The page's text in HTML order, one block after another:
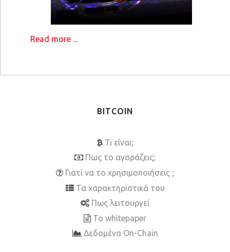
Read more ...
BITCOIN
Τι είναι;
Πως το αγοράζεις;
Γιατί να το χρησιμοποιήσεις ;
Τα χαρακτηριστικά του
Πως λειτουργεί
To whitepaper
Δεδομένα On-Chain